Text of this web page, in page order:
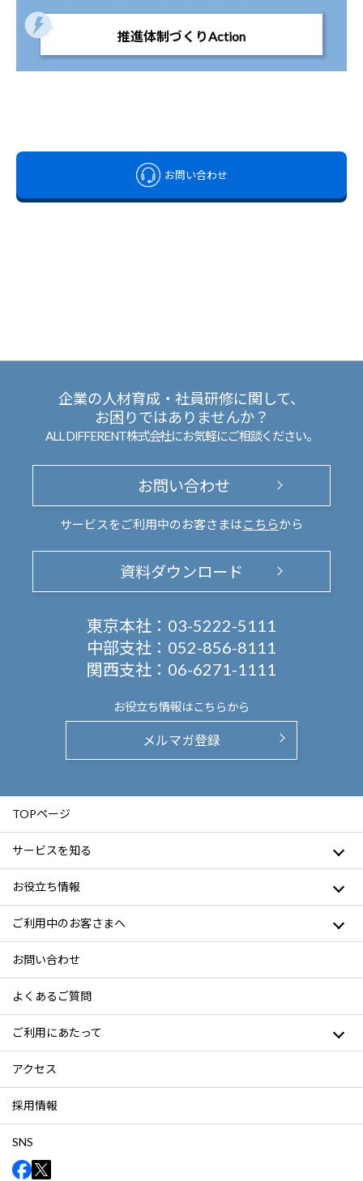
推進体制づくりAction
お問い合わせ
企業の人材育成・社員研修に関して、
お困りではありませんか？
ALL DIFFERENT株式会社にお気軽にご相談ください。
お問い合わせ
サービスをご利用中のお客さまは こちらから
資料ダウンロード
東京本社： 03-5222-5111
中部支社： 052-856-8111
関西支社： 06-6271-1111
お役立ち情報はこちらから
メルマガ登録
TOPページ
サービスを知る
お役立ち情報
ご利用中のお客さまへ
お問い合わせ
よくあるご質問
ご利用にあたって
アクセス
採用情報
SNS